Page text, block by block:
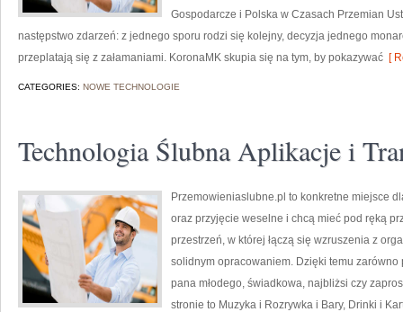
Gospodarcze i Polska w Czasach Przemian
następstwo zdarzeń: z jednego sporu rodzi się kolejny, decyzja jednego
przeplatają się z załamaniami. KoronaMK skupia się na tym, by pokazywać [
CATEGORIES: NOWE TECHNOLOGIE
Technologia Ślubna Aplikacje i
Przemowieniaslubne.pl to konkretne miejsce
oraz przyjęcie weselne i chcą mieć pod ręką
przestrzeń, w której łączą się wzruszenia z
solidnym opracowaniem. Dzięki temu
pana młodego, świadkowa, najbliżsi czy
stronie to Muzyka i Rozrywka i Bary, Drinki i